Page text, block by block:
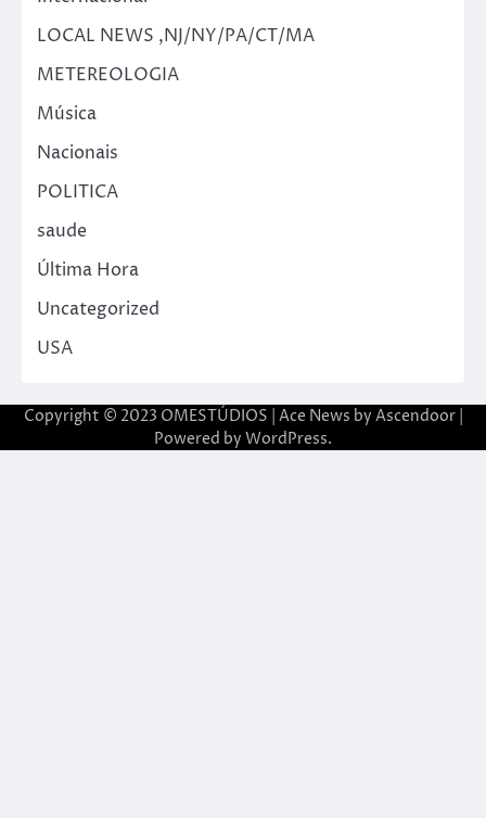
LOCAL NEWS ,NJ/NY/PA/CT/MA
METEREOLOGIA
Música
Nacionais
POLITICA
saude
Última Hora
Uncategorized
USA
Copyright © 2023 OMESTÚDIOS | Ace News by Ascendoor|
Powered by WordPress.